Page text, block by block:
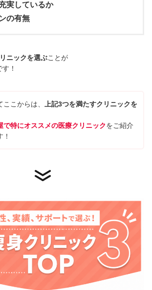
実しているか
の有無
ニックを選ぶことが
！
ここからは、
上記3つを満たすクリニックを
で特にオススメの医療クリニックをご紹介
！